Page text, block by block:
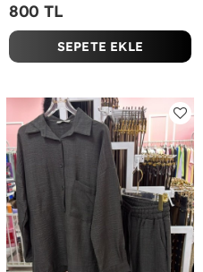
800 TL
SEPETE EKLE